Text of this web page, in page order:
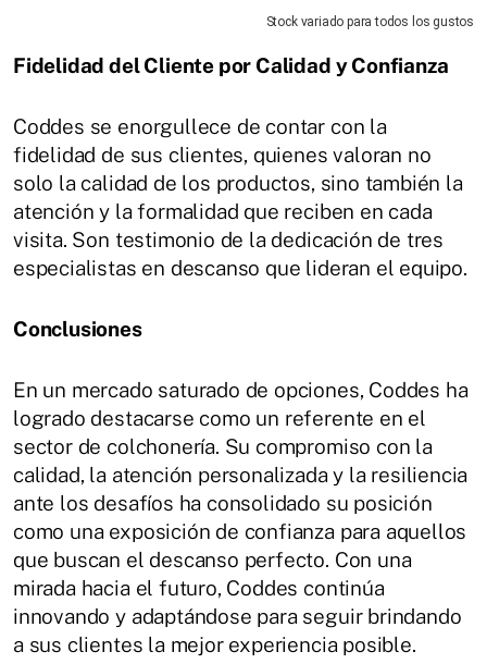
Stock variado para todos los gustos
Fidelidad del Cliente por Calidad y Confianza
Coddes se enorgullece de contar con la
fidelidad de sus clientes, quienes valoran no
solo la calidad de los productos, sino también la
atención y la formalidad que reciben en cada
visita. Son testimonio de la dedicación de tres
especialistas en descanso que lideran el equipo.
Conclusiones
En un mercado saturado de opciones, Coddes ha
logrado destacarse como un referente en el
sector de colchonería. Su compromiso con la
calidad, la atención personalizada y la resiliencia
ante los desafíos ha consolidado su posición
como una exposición de confianza para aquellos
que buscan el descanso perfecto. Con una
mirada hacia el futuro, Coddes continúa
innovando y adaptándose para seguir brindando
a sus clientes la mejor experiencia posible.